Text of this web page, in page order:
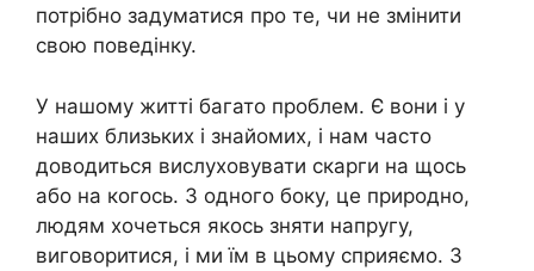
потрібно задуматися про те, чи не змінити
свою поведінку.
У нашому житті багато проблем. Є вони і у
наших близьких і знайомих, і нам часто
доводиться вислуховувати скарги на щось
або на когось. З одного боку, це природно,
людям хочеться якось зняти напругу,
виговоритися, і ми їм в цьому сприяємо. З